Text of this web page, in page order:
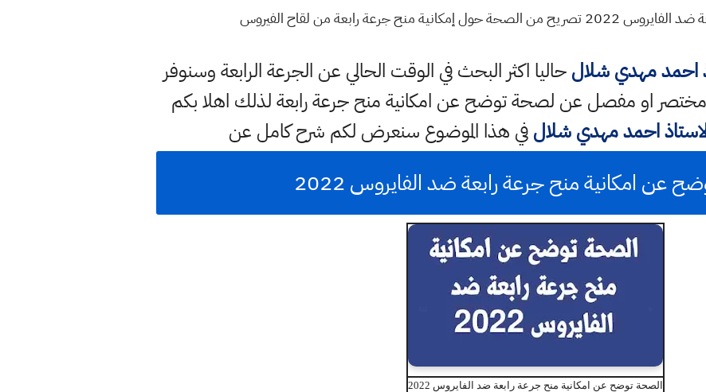
جرعة رابعة من لقاح الفيروس
احمد مهدي شلالحاليا اكثر البحث في الوقت الحالي عن الجرعة الرابعة وسنوفر
او مفصل عن لصحة توضح عن امكانية منح جرعة رابعة لذلك اهلا بكم
احمد مهدي شلالفي هذا الموضوع سنعرض لكم شرح كامل عن
عن امكانية منح جرعة رابعة ضد الفايروس 2022
الصحة توضح عن امكانية منح جرعة رابعة ضد الفايروس 2022